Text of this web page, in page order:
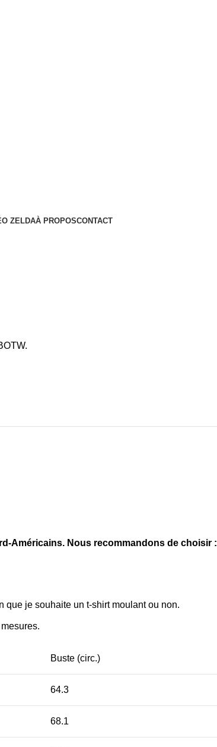
ZELDAÀ PROPOSCONTACT
Américains. Nous recommandons de choisir :
que je souhaite un t-shirt moulant ou non.
Buste (circ.)
64.3
68.1